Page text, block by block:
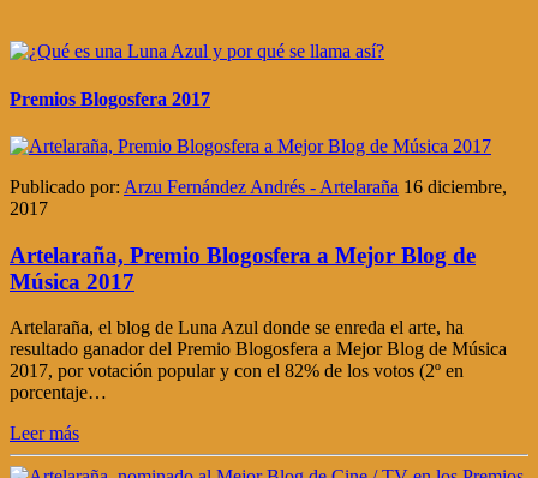
Premios Blogosfera 2017
Publicado por: Arzu Fernández Andrés - Artelaraña 16 diciembre,
2017
Artelaraña, Premio Blogosfera a Mejor Blog de
Música 2017
Artelaraña, el blog de Luna Azul donde se enreda el arte, ha
resultado ganador del Premio Blogosfera a Mejor Blog de Música
2017, por votación popular y con el 82% de los votos (2º en
porcentaje…
Leer más